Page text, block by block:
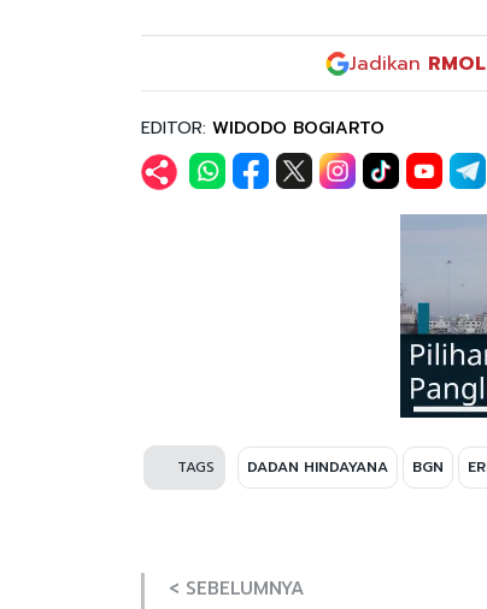
Jadikan
EDITOR: WIDODO BOGIARTO
TAGS DADAN HINDAYANA BGN
< SEBELUMNYA